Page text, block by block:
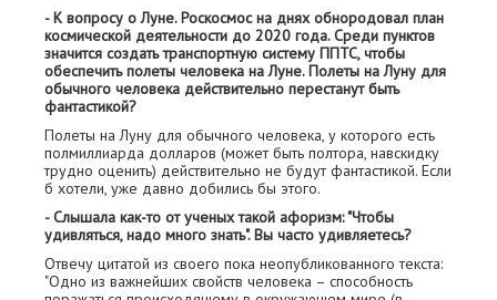
- К вопросу о Луне. Роскосмос на днях обнородовал план
космической деятельности до 2020 года. Среди пунктов
значится создать транспортную систему ППТС, чтобы
обеспечить полеты человека на Луне. Полеты на Луну для
обычного человека действительно перестанут быть
фантастикой?
Полеты на Луну для обычного человека, у которого есть
полмиллиарда долларов (может быть полтора, навскидку
трудно оценить) действительно не будут фантастикой. Если
б хотели, уже давно добились бы этого.
- Слышала как-то от ученых такой афоризм: "Чтобы
удивляться, надо много знать". Вы часто удивляетесь?
Отвечу цитатой из своего пока неопубликованного текста:
"Одно из важнейших свойств человека – способность